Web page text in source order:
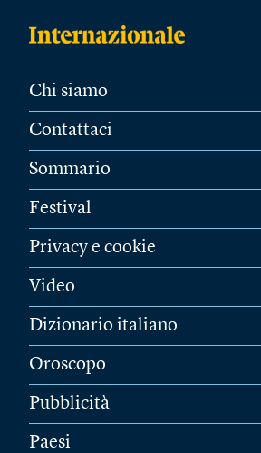
Chi siamo
Contattaci
Sommario
Festival
Privacy e cookie
Video
Dizionario italiano
Oroscopo
Pubblicità
Paesi